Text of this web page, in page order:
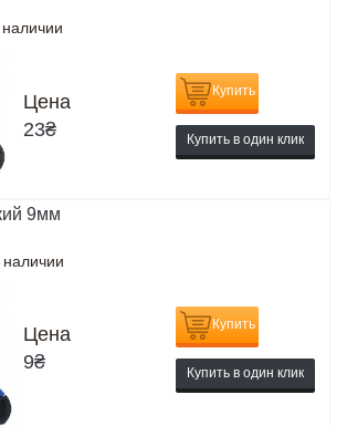
Цена
23₴
Купить
Купить в один клик
9мм
наличии
Цена
9₴
Купить
Купить в один клик